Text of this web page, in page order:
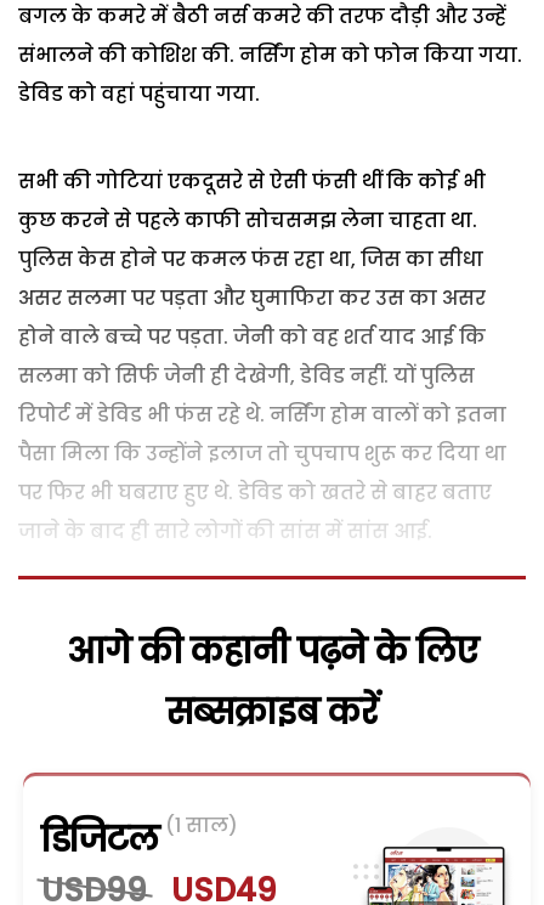
बगल के कमरे में बैठी नर्स कमरे की तरफ दौड़ी और उन्हें
संभालने की कोशिश की. नर्सिंग होम को फोन किया गया.
डेविड को वहां पहुंचाया गया.
सभी की गोटियां एकदूसरे से ऐसी फंसी थीं कि कोई भी
कुछ करने से पहले काफी सोचसमझ लेना चाहता था.
पुलिस केस होने पर कमल फंस रहा था, जिस का सीधा
असर सलमा पर पड़ता और घुमाफिरा कर उस का असर
होने वाले बच्चे पर पड़ता. जेनी को वह शर्त याद आई कि
सलमा को सिर्फ जेनी ही देखेगी, डेविड नहीं. यों पुलिस
रिपोर्ट में डेविड भी फंस रहे थे. नर्सिंग होम वालों को इतना
पैसा मिला कि उन्होंने इलाज तो चुपचाप शुरू कर दिया था
पर फिर भी घबराए हुए थे. डेविड को खतरे से बाहर बताए
जाने के बाद ही सारे लोगों की सांस में सांस आई.
आगे की कहानी पढ़ने के लिए
सब्सक्राइब करें
डिजिटल (1 साल)
USD99 USD49